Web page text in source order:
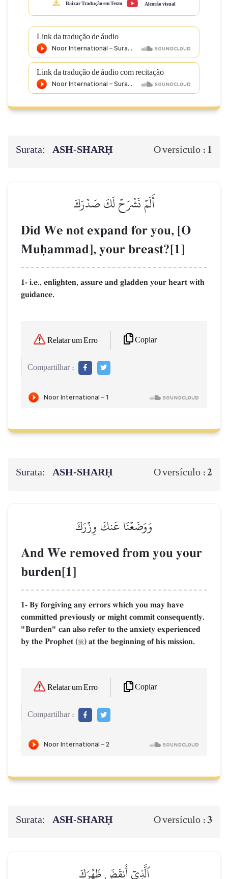
Baixar Tradução em Texto Alcorão visual
Link da tradução de áudio
Link da tradução de áudio com recitação
Surata: ASH-SHARḤ O versículo : 1
أَلَمۡ نَشۡرَحۡ لَكَ صَدۡرَكَ
Did We not expand for you, [O
Muúammad], your breast?[1]
1- i.e., enlighten, assure and gladden your heart with
guidance.
Relatar um Erro Copiar
Compartilhar :
Surata: ASH-SHARḤ O versículo :2
وَوَضَعۡنَا عَنكَ وِزۡرَكَ
And We removed from you your
burden[1]
1- By forgiving any errors which you may have
committed previously or might commit consequently.
"Burden" can also refer to the anxiety experienced
by the Prophet () at the beginning of his mission.
Relatar um Erro Copiar
Compartilhar :
Surata: ASH-SHARḤ O versículo :3
ٱلَّذِيٓ أَنقَضَ ظَهۡرَكَ